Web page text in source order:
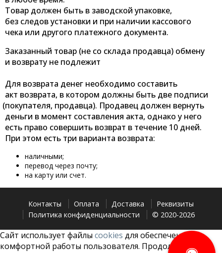
Товар должен быть в заводской упаковке,
без следов установки и при наличии кассового
чека или другого платежного документа.
Заказанный товар (не со склада продавца) обмену
и возврату не подлежит
Для возврата денег необходимо составить
акт возврата, в котором должны быть две подписи
(покупателя, продавца). Продавец должен вернуть
деньги в момент составления акта, однако у него
есть право совершить возврат в течение 10 дней.
При этом есть три варианта возврата:
наличными;
перевод через почту;
на карту или счет.
Контакты Оплата Доставка
Реквизиты
Политика конфиденциальности
© 2020-2026
Сайт использует файлы cookies для обеспечения
комфортной работы пользователя. Продолжая